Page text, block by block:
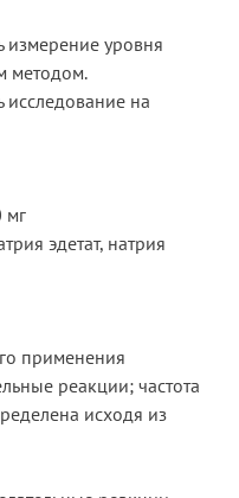
измерение уровня
методом.
исследование на
мг
эдетат, натрия
применения
реакции; частота
исходя из